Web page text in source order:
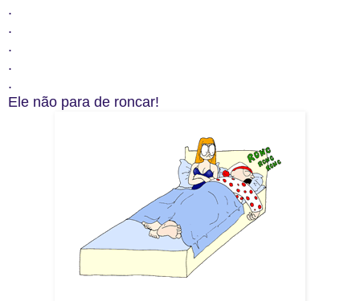
.
.
.
.
.
Ele não para de roncar!